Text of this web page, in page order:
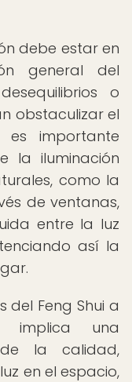
debe estar en
general del
o
obstaculizar el
es importante
la iluminación
como la
de ventanas,
entre la luz
así la
del Feng Shui a
implica una
de la calidad,
en el espacio,